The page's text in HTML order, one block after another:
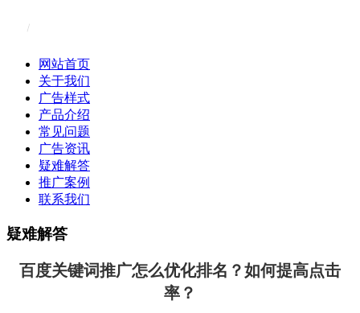
网站首页
关于我们
广告样式
产品介绍
常见问题
广告资讯
疑难解答
推广案例
联系我们
疑难解答
百度关键词推广怎么优化排名？如何提高点击
率？